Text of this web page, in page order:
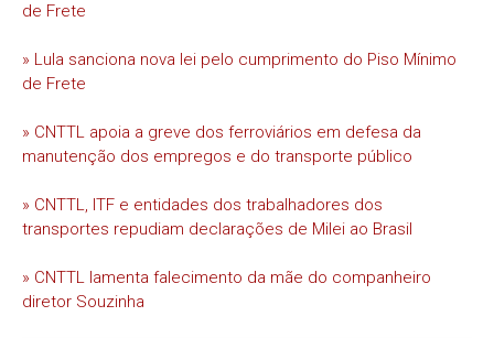
de Frete
» Lula sanciona nova lei pelo cumprimento do Piso Mínimo
de Frete
» CNTTL apoia a greve dos ferroviários em defesa da
manutenção dos empregos e do transporte público
» CNTTL, ITF e entidades dos trabalhadores dos
transportes repudiam declarações de Milei ao Brasil
» CNTTL lamenta falecimento da mãe do companheiro
diretor Souzinha